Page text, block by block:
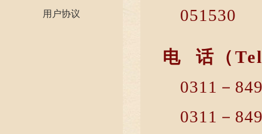
用户协议
051530
电 话（
0311－
0311－